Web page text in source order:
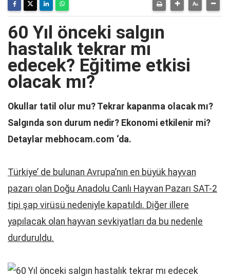
60 Yıl önceki salgın
hastalık tekrar mı
edecek? Eğitime etkisi
olacak mı?
Okullar tatil olur mu? Tekrar kapanma olacak mı?
Salgında son durum nedir? Ekonomi etkilenir mi?
Detaylar mebhocam.com ‘da.
Türkiye’ de bulunan Avrupa’nın en büyük hayvan
pazarı olan Doğu Anadolu Canlı Hayvan Pazarı SAT-2
tipi şap virüsü nedeniyle kapatıldı. Diğer illere
yapılacak olan hayvan sevkiyatları da bu nedenle
durduruldu.